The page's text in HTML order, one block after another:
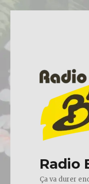
Radio
Ça va durer